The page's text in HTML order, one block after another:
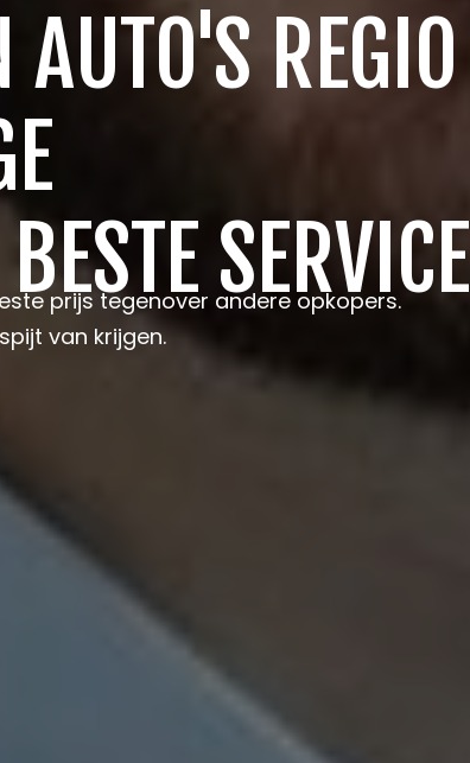
REGIO
SERVICE
prijs tegenover andere opkopers.
van krijgen.